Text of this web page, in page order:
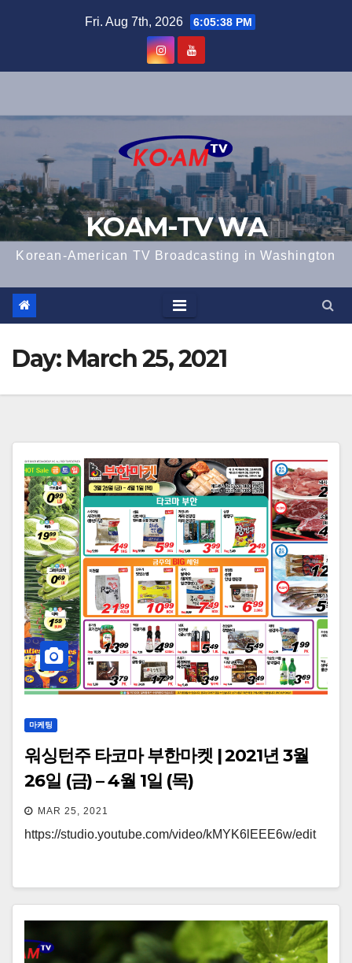
Fri. Aug 7th, 2026 6:05:38 PM
KOAM-TV WA
Korean-American TV Broadcasting in Washington
Day: March 25, 2021
마케팅
워싱턴주 타코마 부한마켓 | 2021년 3월
26일 (금) – 4월 1일 (목)
MAR 25, 2021
https://studio.youtube.com/video/kMYK6lEEE6w/edit